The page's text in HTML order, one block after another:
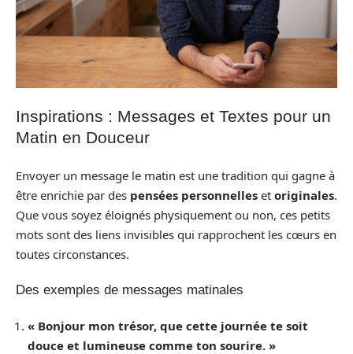
Inspirations : Messages et Textes pour un
Matin en Douceur
Envoyer un message le matin est une tradition qui gagne à
être enrichie par des pensées personnelles et originales.
Que vous soyez éloignés physiquement ou non, ces petits
mots sont des liens invisibles qui rapprochent les cœurs en
toutes circonstances.
Des exemples de messages matinales
« Bonjour mon trésor, que cette journée te soit
douce et lumineuse comme ton sourire. »